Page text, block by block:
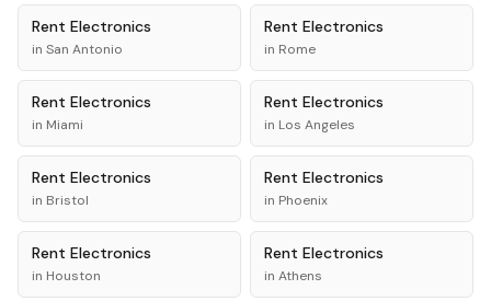
Rent Electronics
in San Antonio
Rent Electronics
in Rome
Rent Electronics
in Miami
Rent Electronics
in Los Angeles
Rent Electronics
in Bristol
Rent Electronics
in Phoenix
Rent Electronics
in Houston
Rent Electronics
in Athens